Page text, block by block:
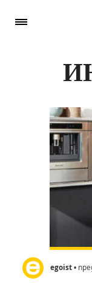
egoist•